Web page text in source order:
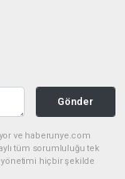
Gönder
ve haberunye.com
tüm sorumluluğu tek
yönetimi hiçbir şekilde